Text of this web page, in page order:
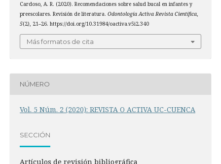
Cardoso, A. R. (2020). Recomendaciones sobre salud bucal en infantes y
preescolares. Revisión de literatura. Odontología Activa Revista Científica,
5(2), 21–26. https://doi.org/10.31984/oactiva.v5i2.340
Más formatos de cita
NÚMERO
Vol. 5 Núm. 2 (2020): REVISTA O ACTIVA UC-CUENCA
SECCIÓN
Artículos de revisión bibliográfica